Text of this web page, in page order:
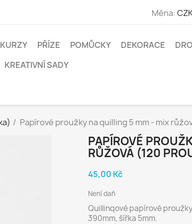
Měna:
PŘÍZE POMŮCKY DEKORACE
KREATIVNÍ SADY
Papírové proužky na quilling 5 mm - mix
PAPÍROVÉ
RŮŽOVÁ (120
45,00 Kč
Není daň
Quillinqové papírové
390mm, šířka 5mm.